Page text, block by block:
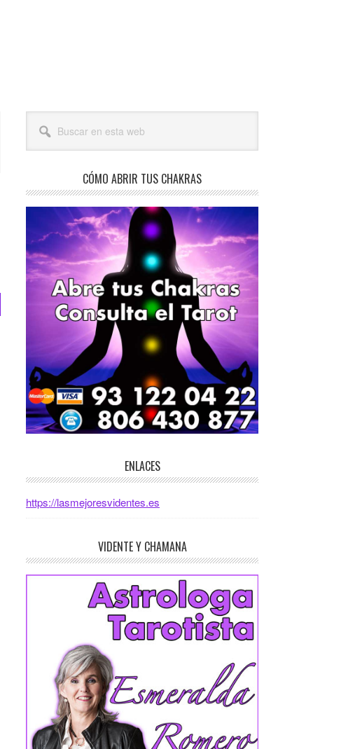
Barra
lateral
esta
CÓMO ABRIR TUS CHAKRAS
ENLACES
https://lasmejoresvidentes.es
VIDENTE Y CHAMANA